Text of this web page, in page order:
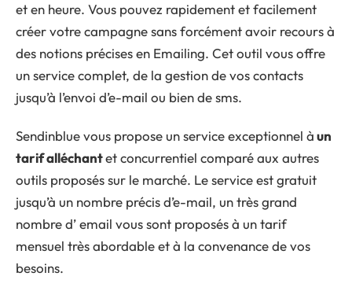
et en heure. Vous pouvez rapidement et facilement
créer votre campagne sans forcément avoir recours à
des notions précises en Emailing. Cet outil vous offre
un service complet, de la gestion de vos contacts
jusqu’à l’envoi d’e-mail ou bien de sms.
Sendinblue vous propose un service exceptionnel àun
tarif alléchantet concurrentiel comparé aux autres
outils proposés sur le marché. Le service est gratuit
jusqu’à un nombre précis d’e-mail, un très grand
nombre d’ email vous sont proposés à un tarif
mensuel très abordable et à la convenance de vos
besoins.